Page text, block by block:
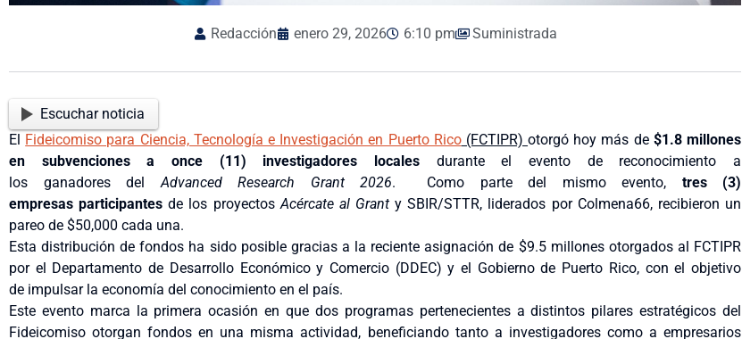
Redacción enero 29, 2026 6:10 pm Suministrada
Escuchar noticia
El Fideicomiso para Ciencia, Tecnología e Investigación en Puerto Rico(FCTIPR)otorgó hoy más de $1.8 millones
en subvenciones a once (11) investigadores locales durante el evento de reconocimiento a
los ganadores delAdvanced Research Grant 2026. Como parte del mismo evento, tres (3)
empresas participantesde los proyectosAcércate al Granty SBIR/STTR, liderados por Colmena66, recibieron un
pareo de $50,000 cada una.
Esta distribución de fondos ha sido posible gracias a la reciente asignación de $9.5 millones otorgados al FCTIPR
por el Departamento de Desarrollo Económico y Comercio (DDEC) y el Gobierno de Puerto Rico, con el objetivo
de impulsar la economía del conocimiento en el país.
Este evento marca la primera ocasión en que dos programas pertenecientes a distintos pilares estratégicos del
Fideicomiso otorgan fondos en una misma actividad, beneficiando tanto a investigadores como a empresarios